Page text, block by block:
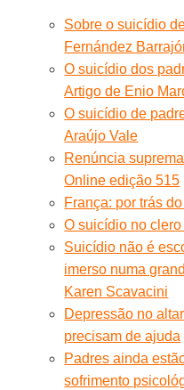
Sobre o suicídio
Fernández
O suicídio dos
Artigo de Enio
O suicídio de
Araújo Vale
Renúncia
Online edição 515
França: por trás
O suicídio no clero
Suicídio não é
imerso numa
Karen Scavacini
Depressão no
precisam de ajuda
Padres ainda
sofrimento